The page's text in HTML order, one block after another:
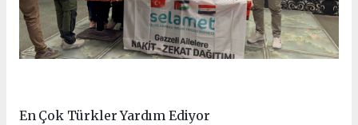
En Çok Türkler Yardım Ediyor